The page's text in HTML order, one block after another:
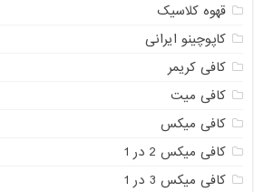
قهوه کلاسیک
کاپوچینو ایرانی
کافی کریمر
کافی میت
کافی میکس
کافی میکس 2 در 1
کافی میکس 3 در 1